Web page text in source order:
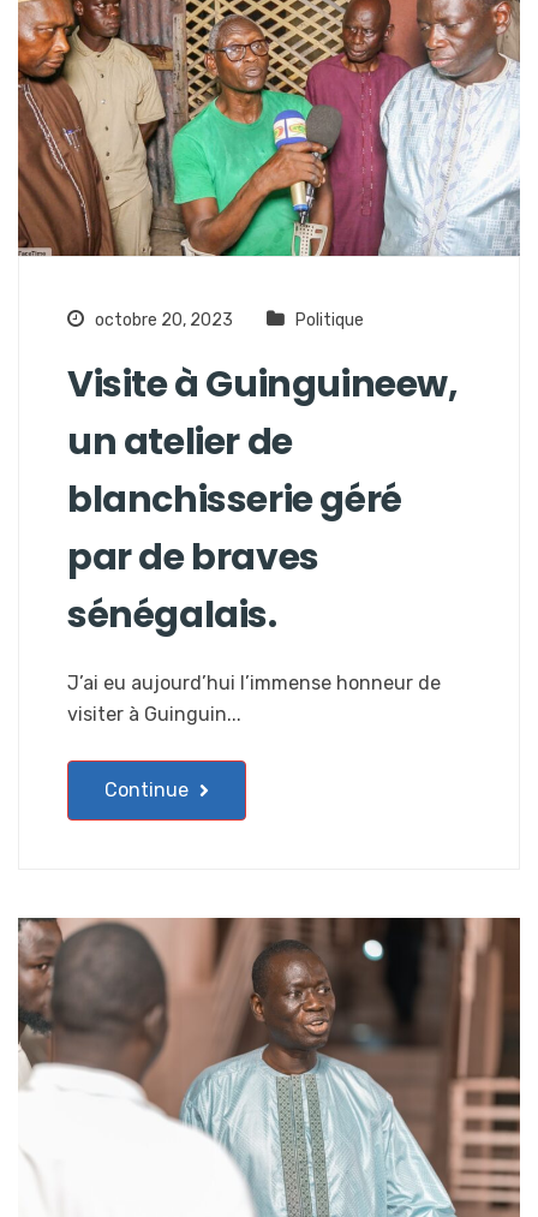
octobre 20, 2023 Politique
Visite à Guinguineew,
un atelier de
blanchisserie géré
par de braves
sénégalais.
J’ai eu aujourd’hui l’immense honneur de
visiter à Guinguin...
Continue